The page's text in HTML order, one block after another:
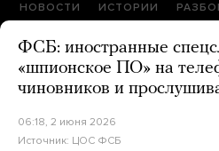
НОВОСТИ ИСТОРИИ
ФСБ: иностранные
«шпионское ПО» на
чиновников и
06:18, 2 июня 2026
Источник: ЦОС ФСБ